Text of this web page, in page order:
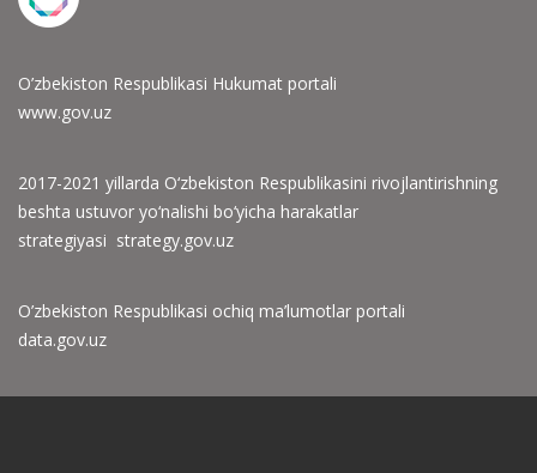
O’zbekiston Respublikasi Hukumat portali
www.gov.uz
2017-2021 yillarda O‘zbekiston Respublikasini rivojlantirishning
beshta ustuvor yo‘nalishi bo‘yicha harakatlar
strategiyasi strategy.gov.uz
O’zbekiston Respublikasi ochiq ma’lumotlar portali
data.gov.uz